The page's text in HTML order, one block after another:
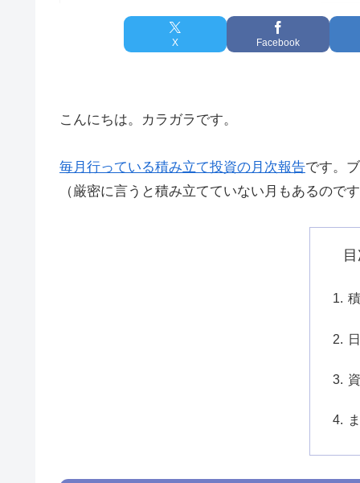
X Facebook
こんにちは。カラガラです。
毎月行っている積み立て投資の月次報告です。
（厳密に言うと積み立てていない月もあるので